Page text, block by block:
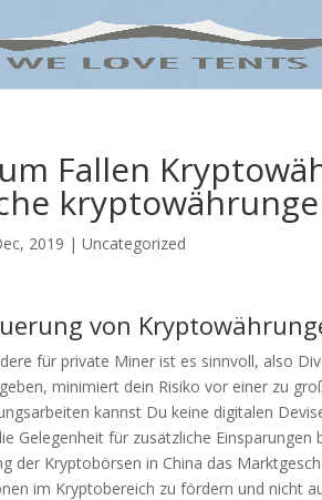
Fallen
2019 | Uncategorized
von
für private Miner ist es sinnvoll, also
minimiert dein Risiko vor einer zu
kannst Du keine digitalen
Gelegenheit für zusätzliche
der Kryptobörsen in China das
im Kryptobereich zu fördern und nicht